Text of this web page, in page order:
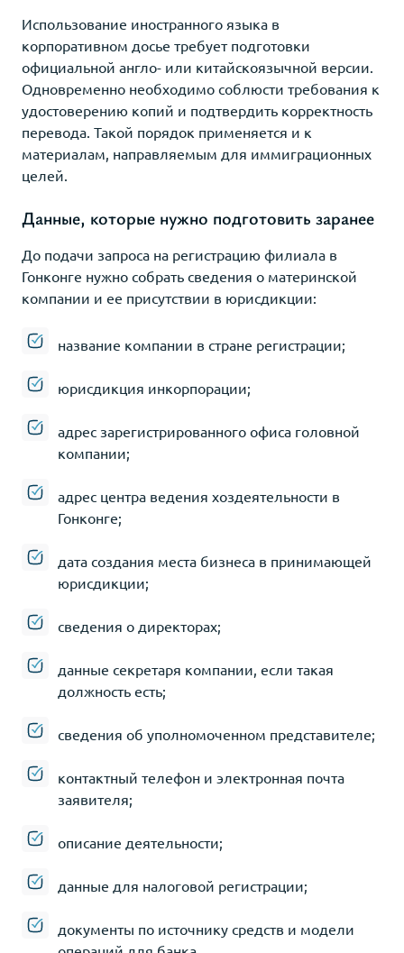
Использование иностранного языка в
корпоративном досье требует подготовки
официальной англо- или китайскоязычной версии.
Одновременно необходимо соблюсти требования к
удостоверению копий и подтвердить корректность
перевода. Такой порядок применяется и к
материалам, направляемым для иммиграционных
целей.
Данные, которые нужно подготовить заранее
До подачи запроса на регистрацию филиала в
Гонконге нужно собрать сведения о материнской
компании и ее присутствии в юрисдикции:
название компании в стране регистрации;
юрисдикция инкорпорации;
адрес зарегистрированного офиса головной
компании;
адрес центра ведения хоздеятельности в
Гонконге;
дата создания места бизнеса в принимающей
юрисдикции;
сведения о директорах;
данные секретаря компании, если такая
должность есть;
сведения об уполномоченном представителе;
контактный телефон и электронная почта
заявителя;
описание деятельности;
данные для налоговой регистрации;
документы по источнику средств и модели